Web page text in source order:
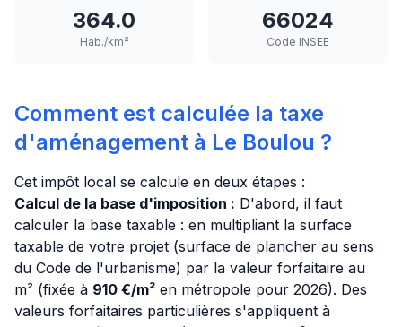
364.0
Hab./km²
66024
Code INSEE
Comment est calculée la taxe
d'aménagement à Le Boulou ?
Cet impôt local se calcule en deux étapes :
Calcul de la base d'imposition : D'abord, il faut
calculer la base taxable : en multipliant la surface
taxable de votre projet (surface de plancher au sens
du Code de l'urbanisme) par la valeur forfaitaire au
m² (fixée à 910 €/m² en métropole pour 2026). Des
valeurs forfaitaires particulières s'appliquent à